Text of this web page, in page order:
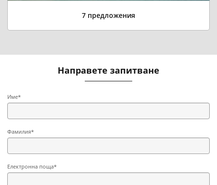
7 предложения
Направете запитване
Име*
Фамилия*
Електронна поща*